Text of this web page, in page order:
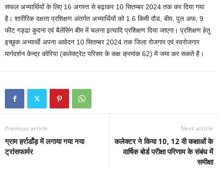
सफल अभ्यार्थियों के लिए 16 अगस्त से बढ़ाकर 10 सितम्बर 2024 तक कर दिया गया
है। शारीरिक दक्षता प्रशिक्षण अंतर्गत अभ्यार्थियों को 1.6 किमी दौड, बीम, पुल अफ, 9
फीट गड़ढा कुदना एवं बैलेंसिंग बीम में चलना इत्यादि प्रशिक्षण दिया जाएगा। प्रशिक्षण हेतु
इच्छुक अभ्यार्थी अपना आवेदन 10 सितम्बर 2024 तक जिला रोजगार एवं स्वरोजगार
मार्गदर्शन केन्द्र कोरिया (कलेक्ट्रेट परिसर के कक्ष क्रमांक 62) में जमा कर सकते है।
Previous article
ग्राम हर्राडाँड़ में लगाया गया नया
ट्रांसफार्मर
Next article
कलेक्टर ने किया 10, 12 वी कक्षाओं के
वार्षिक बोर्ड परीक्षा परिणाम के संबंध में
समीक्षा